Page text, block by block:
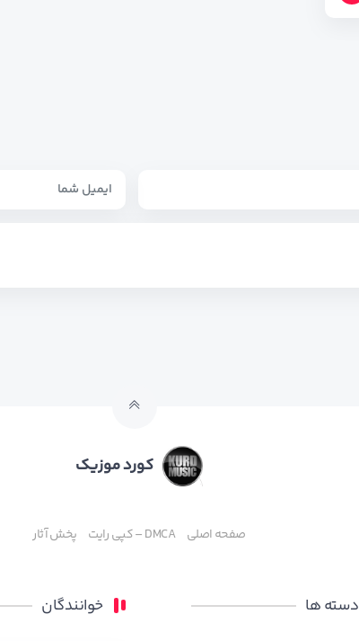
کورد موزیک
صفحه اصلی DMCA – کپی رایت پخش آثار
دسته ها خوانندگان